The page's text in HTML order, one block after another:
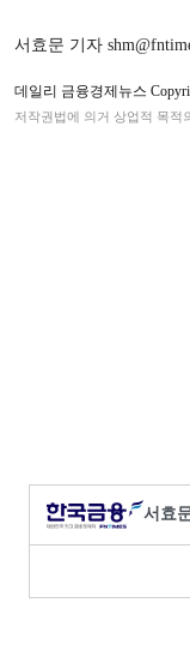
서효문 기자
데일리 금융경제뉴스
저작권법에 의거 상업적 목적
서효